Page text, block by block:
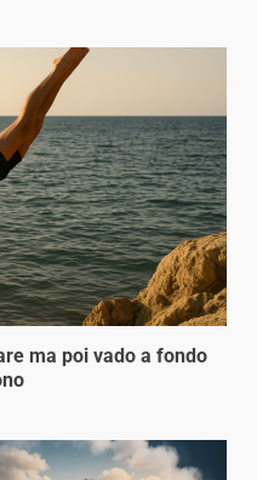
ma poi vado a fondo